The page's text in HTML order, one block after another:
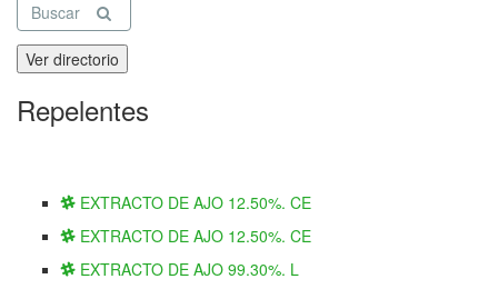
Buscar
Ver directorio
Repelentes
EXTRACTO DE AJO 12.50%. CE
EXTRACTO DE AJO 12.50%. CE
EXTRACTO DE AJO 99.30%. L